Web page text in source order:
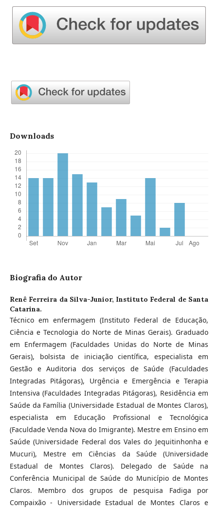
Downloads
Biografia do Autor
Renê Ferreira da Silva-Junior, Instituto Federal de Santa
Catarina.
Técnico em enfermagem (Instituto Federal de Educação,
Ciência e Tecnologia do Norte de Minas Gerais). Graduado
em Enfermagem (Faculdades Unidas do Norte de Minas
Gerais), bolsista de iniciação científica, especialista em
Gestão e Auditoria dos serviços de Saúde (Faculdades
Integradas Pitágoras), Urgência e Emergência e Terapia
Intensiva (Faculdades Integradas Pitágoras), Residência em
Saúde da Família (Universidade Estadual de Montes Claros),
especialista em Educação Profissional e Tecnológica
(Faculdade Venda Nova do Imigrante). Mestre em Ensino em
Saúde (Universidade Federal dos Vales do Jequitinhonha e
Mucuri), Mestre em Ciências da Saúde (Universidade
Estadual de Montes Claros). Delegado de Saúde na
Conferência Municipal de Saúde do Município de Montes
Claros. Membro dos grupos de pesquisa Fadiga por
Compaixão - Universidade Estadual de Montes Claros e